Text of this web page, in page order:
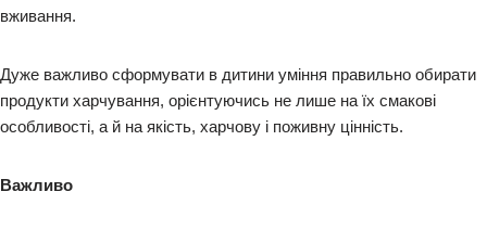
вживання.
Дуже важливо сформувати в дитини уміння правильно обирати
продукти харчування, орієнтуючись не лише на їх смакові
особливості, а й на якість, харчову і поживну цінність.
Важливо